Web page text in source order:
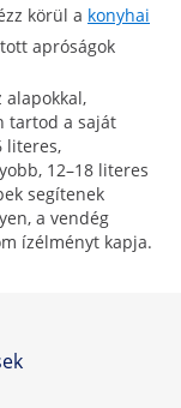
körül a konyhai
apróságok
alapokkal,
tartod a saját
literes,
12–18 literes
segítenek
a vendég
ízélményt kapja.